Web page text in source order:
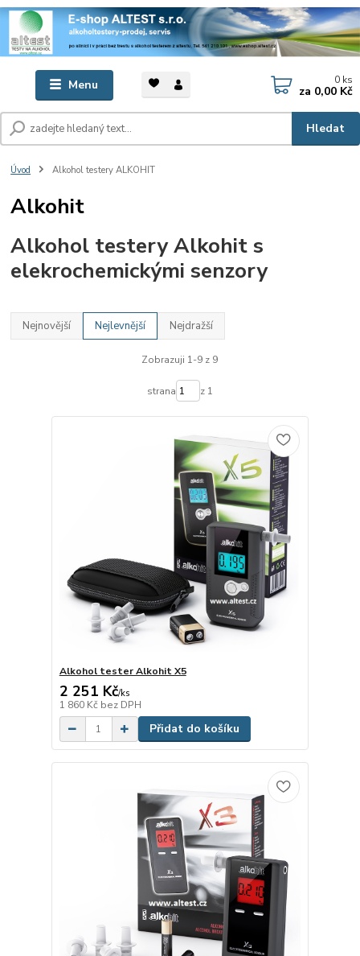
Menu
Hledat
0 ks
za 0,00 Kč
Úvod Alkohol testery ALKOHIT
Alkohit
Alkohol testery Alkohit s
elekrochemickými senzory
Nejnovější Nejlevnější Nejdražší
Zobrazuji 1-9 z 9
strana z 1
Alkohol tester Alkohit X5
2 251 Kč/ks
1 860 Kč bez DPH
Přidat do košíku